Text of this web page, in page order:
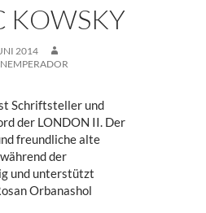
KOWSKY
2014
Schriftsteller und
der LONDON II. Der
freundliche alte
der
und unterstützt
Orbanashol